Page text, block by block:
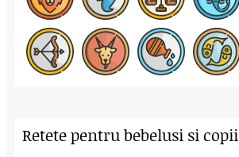
Retete pentru bebelusi si copii